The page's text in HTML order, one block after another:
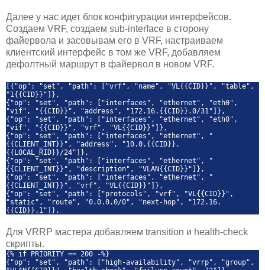
Далее у нас идет блок конфигурации интерфейсов.
Создаем VRF, создаем sub-interface в сторону
файервола и засовывам его в VRF, настраиваем
клиентский интерфейс в том же VRF, добавляем
дефолтный маршрут в файервол в новом VRF.
[{"op": "set", "path": ["vrf", "name", "VL{{CID}}", "table",
"1{{CID}}"]},
{"op": "set", "path": ["interfaces", "ethernet", "eth0",
"vif", "{{CID}}", "address", "172.16.{{CID}}.0/31"]},
{"op": "set", "path": ["interfaces", "ethernet", "eth0",
"vif", "{{CID}}", "vrf", "VL{{CID}}"]},
{"op": "set", "path": ["interfaces", "ethernet", "
{{CLIENT_INT}}", "address", "10.0.{{CID}}.
{{LOCAL_RID}}/24"]},
{"op": "set", "path": ["interfaces", "ethernet", "
{{CLIENT_INT}}", "description", "VLAN{{CID}}"]},
{"op": "set", "path": ["interfaces", "ethernet", "
{{CLIENT_INT}}", "vrf", "VL{{CID}}"]},
{"op": "set", "path": ["protocols", "vrf", "VL{{CID}}",
"static", "route", "0.0.0.0/0", "next-hop", "172.16.
{{CID}}.1"]},
Для VRRP мастера добавляем transition и health-check
скрипты.
{% if PRIORITY == 200 -%}
{"op": "set", "path": ["high-availability", "vrrp", "group",